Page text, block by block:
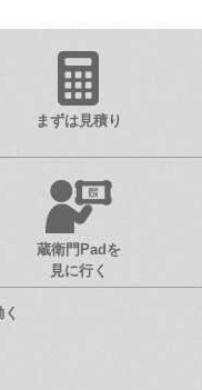
まずは見積り
蔵衛門Padを
見に行く